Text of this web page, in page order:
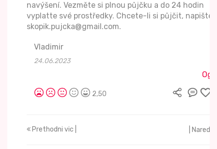
navýšení. Vezměte si plnou půjčku a do 24 hodin
vyplatte své prostředky. Chcete-li si půjčit, napište
skopik.pujcka@gmail.com.
Vladimir
24.06.2023
2,50
Prethodni vic | |